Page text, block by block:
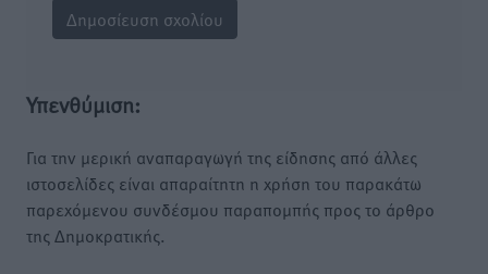
Υπενθύμιση:
Για την μερική αναπαραγωγή της είδησης από άλλες
ιστοσελίδες είναι απαραίτητη η χρήση του παρακάτω
παρεχόμενου συνδέσμου παραπομπής προς το άρθρο
της Δημοκρατικής.